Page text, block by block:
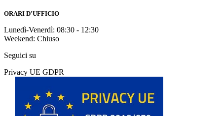
ORARI D'UFFICIO
Lunedì-Venerdì: 08:30 - 12:30
Weekend: Chiuso
Seguici su
Privacy UE GDPR